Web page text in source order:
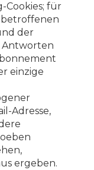
Cookies; für
der
Antworten
einzige
Adresse,
ergeben.